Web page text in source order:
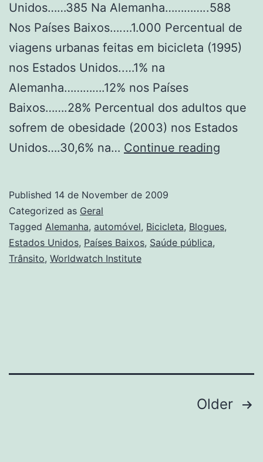
Unidos……385 Na Alemanha…………..588
Nos Países Baixos….…1.000 Percentual de
viagens urbanas feitas em bicicleta (1995)
nos Estados Unidos..…1% na
Alemanha………….12% nos Países
Baixos…….28% Percentual dos adultos que
sofrem de obesidade (2003) nos Estados
Unidos….30,6% na… Continue reading
Published 14 de November de 2009
Categorized as Geral
Tagged Alemanha, automóvel, Bicicleta, Blogues,
Estados Unidos, Países Baixos, Saúde pública,
Trânsito, Worldwatch Institute
Older